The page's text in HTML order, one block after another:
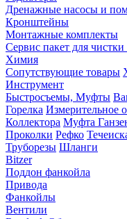
Дренажные насосы и
Кронштейны
Монтажные комплекты
Сервис пакет для
Химия
Сопутствующие товары
Инструмент
Быстросъемы, Муфты
Горелка Измерительное
Коллектора Муфта
Проколки Рефко
Труборезы Шланги
Bitzer
Поддон фанкойла
Привода
Фанкойлы
Вентили